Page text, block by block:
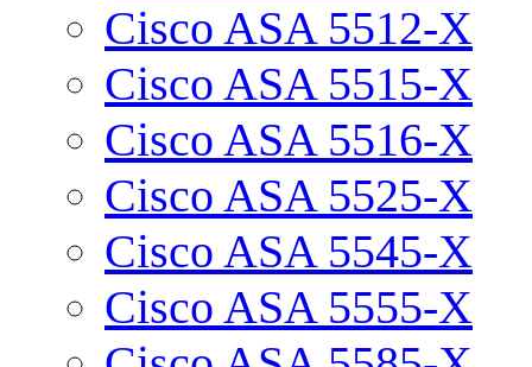
Cisco ASA 5512-X
Cisco ASA 5515-X
Cisco ASA 5516-X
Cisco ASA 5525-X
Cisco ASA 5545-X
Cisco ASA 5555-X